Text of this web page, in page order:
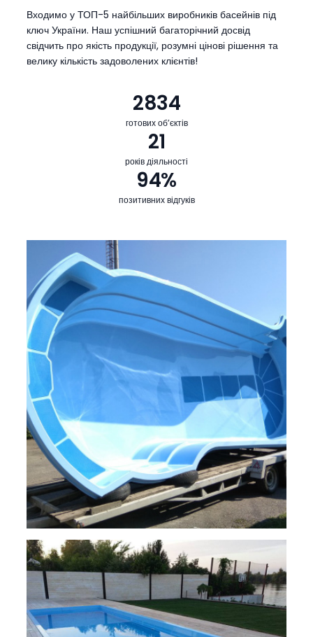
Входимо у ТОП-5 найбільших виробників басейнів під
ключ України. Наш успішний багаторічний досвід
свідчить про якість продукції, розумні цінові рішення та
велику кількість задоволених клієнтів!
2834
готових об’єктів
21
років діяльності
94%
позитивних відгуків